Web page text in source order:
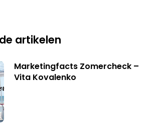
artikelen
Marketingfacts Zomercheck –
Vita Kovalenko